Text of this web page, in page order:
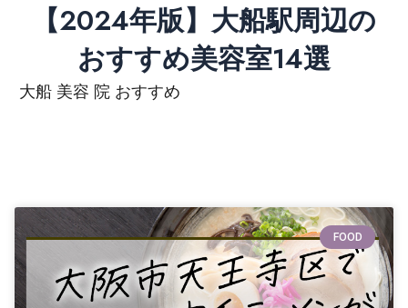
【2024年版】大船駅周辺の
おすすめ美容室14選
大船 美容 院 おすすめ
FOOD